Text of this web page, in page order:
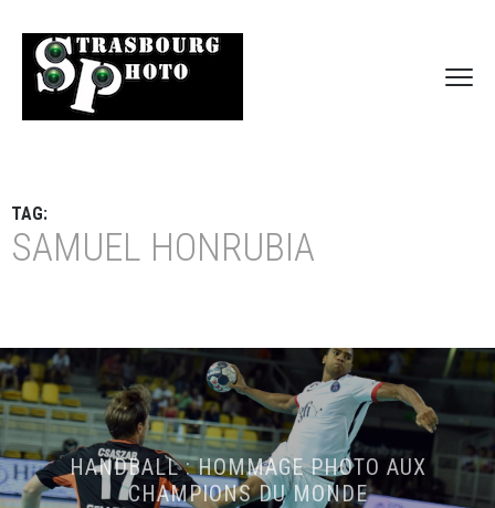
TAG:
SAMUEL HONRUBIA
HANDBALL : HOMMAGE PHOTO AUX
CHAMPIONS DU MONDE